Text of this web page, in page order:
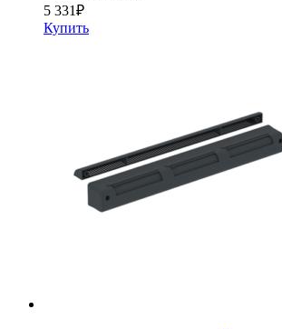
5 331₽
Купить